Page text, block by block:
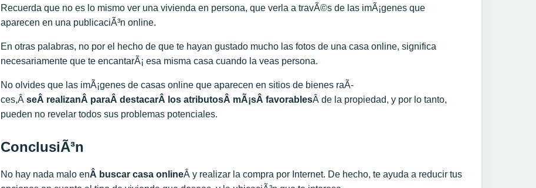
Recuerda que no es lo mismo ver una vivienda en persona, que verla a travÃ©s de las imÃ¡genes que
aparecen en una publicaciÃ³n online.
En otras palabras, no por el hecho de que te hayan gustado mucho las fotos de una casa online, significa
necesariamente que te encantarÃ¡ esa misma casa cuando la veas persona.
No olvides que las imÃ¡genes de casas online que aparecen en sitios de bienes raÃ­
ces,Â seÂ realizanÂ paraÂ destacarÂ los atributosÂ mÃ¡sÂ favorablesÂ de la propiedad, y por lo tanto,
pueden no revelar todos sus problemas potenciales.
ConclusiÃ³n
No hay nada malo enÂ buscar casa onlineÂ y realizar la compra por Internet. De hecho, te ayuda a reducir tus